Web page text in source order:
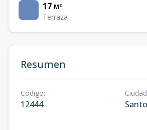
17 M²
Terraza
Resumen
Código:
12444
Ciudad